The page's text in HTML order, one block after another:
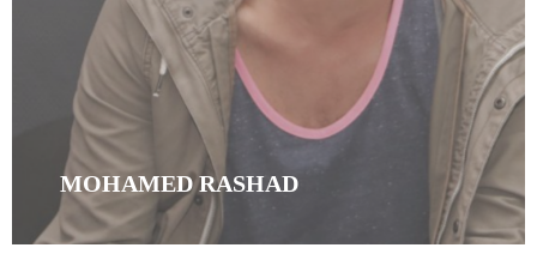
MOHAMED RASHAD